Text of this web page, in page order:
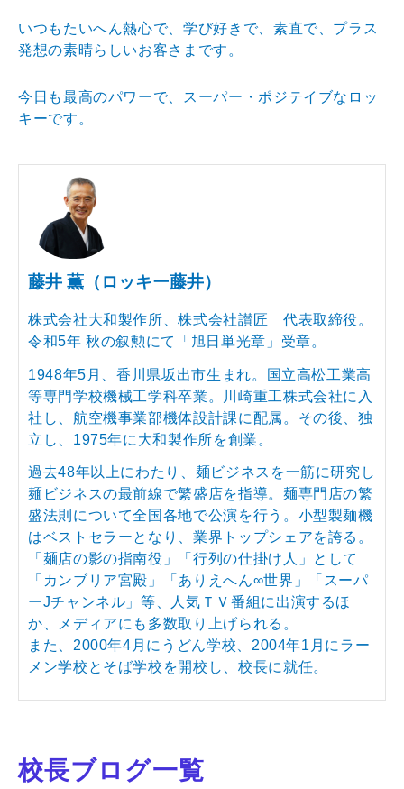
いつもたいへん熱心で、学び好きで、素直で、プラス
発想の素晴らしいお客さまです。
今日も最高のパワーで、スーパー・ポジテイブなロッ
キーです。
藤井 薫（ロッキー藤井）
株式会社大和製作所、株式会社讃匠 代表取締役。
令和5年 秋の叙勲にて「旭日単光章」受章。
1948年5月、香川県坂出市生まれ。国立高松工業高
等専門学校機械工学科卒業。川崎重工株式会社に入
社し、航空機事業部機体設計課に配属。その後、独
立し、1975年に大和製作所を創業。
過去48年以上にわたり、麺ビジネスを一筋に研究し
麺ビジネスの最前線で繁盛店を指導。麺専門店の繁
盛法則について全国各地で公演を行う。小型製麺機
はベストセラーとなり、業界トップシェアを誇る。
「麺店の影の指南役」「行列の仕掛け人」として
「カンブリア宮殿」「ありえへん∞世界」「スーパ
ーJチャンネル」等、人気ＴＶ番組に出演するほ
か、メディアにも多数取り上げられる。
また、2000年4月にうどん学校、2004年1月にラー
メン学校とそば学校を開校し、校長に就任。
校長ブログ一覧